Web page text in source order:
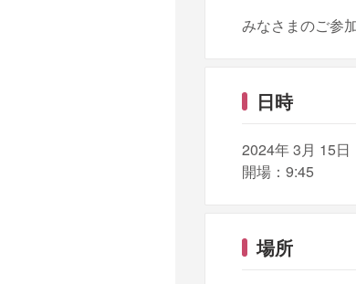
みなさまのご参
日時
2024年 3月 15日
開場：9:45
場所